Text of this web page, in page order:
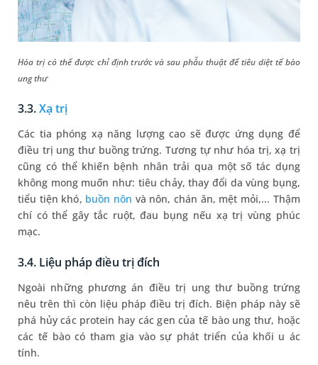
Hóa trị có thể được chỉ định trước và sau phẫu thuật để tiêu diệt tế bào
ung thư
3.3.Xạ trị
Các tia phóng xạ năng lượng cao sẽ được ứng dụng để
điều trị ung thư buồng trứng. Tương tự như hóa trị, xạ trị
cũng có thể khiến bệnh nhân trải qua một số tác dụng
không mong muốn như: tiêu chảy, thay đổi da vùng bụng,
tiểu tiện khó, buồn nôn và nôn, chán ăn, mệt mỏi,... Thậm
chí có thể gây tắc ruột, đau bụng nếu xạ trị vùng phúc
mạc.
3.4. Liệu pháp điều trị đích
Ngoài những phương án điều trị ung thư buồng trứng
nêu trên thì còn liệu pháp điều trị đích. Biện pháp này sẽ
phá hủy các protein hay các gen của tế bào ung thư, hoặc
các tế bào có tham gia vào sự phát triển của khối u ác
tính.